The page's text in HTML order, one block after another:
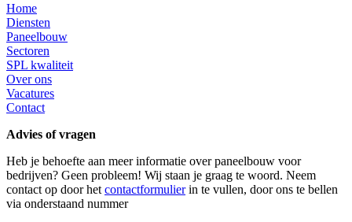
Home
Diensten
Paneelbouw
Sectoren
SPL kwaliteit
Over ons
Vacatures
Contact
Advies of vragen
Heb je behoefte aan meer informatie over paneelbouw voor
bedrijven? Geen probleem! Wij staan je graag te woord. Neem
contact op door het contactformulierin te vullen, door ons te bellen
via onderstaand nummer